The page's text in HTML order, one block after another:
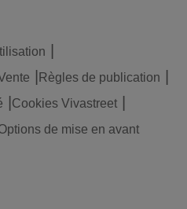
Règles de publication
Cookies Vivastreet
de mise en avant